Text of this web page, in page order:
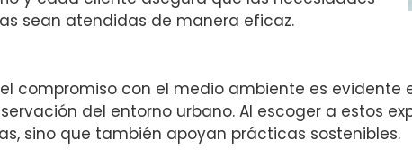
sean atendidas de manera eficaz.
compromiso con el medio ambiente es
del entorno urbano. Al escoger a estos
sino que también apoyan prácticas sostenibles.